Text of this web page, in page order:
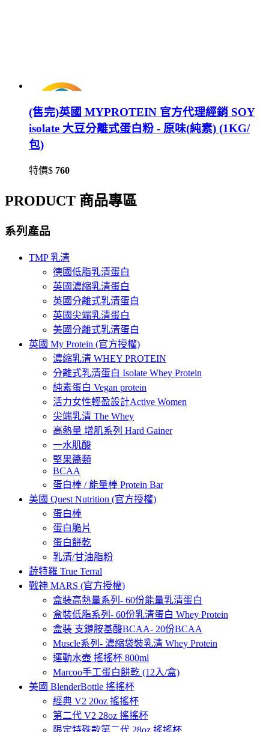
(售完)英國 MYPROTEIN 官方代理經銷 SOY
isolate 大豆分離式蛋白粉 - 原味(純素) (1KG/
包)
特價$ 760
PRODUCT 商品專區
系列產品
TMP 乳清
德國低脂乳清蛋白
英國濃縮乳清蛋白
英國分離式乳清蛋白
英國尖端乳清蛋白
美國分離式乳清蛋白
英國 My Protein (官方授權)
濃縮乳清 WHEY PROTEIN
分離式乳清蛋白 Isolate Whey Protein
純素蛋白 Vegan protein
活力女性輕盈設計Active Women
尖端乳清 The Whey
高熱量 增肌系列 Hard Gainer
一水肌酸
堅果醬類
BCAA
蛋白棒 / 能量棒 Protein Bar
美國 Quest Nutrition (官方授權)
蛋白棒
蛋白脆片
蛋白餅乾
乳清/甘油脂粉
蔬特羅 True Terral
戰神 MARS (官方授權)
盒裝高熱量系列- 60份能量乳清蛋白
盒裝低脂系列- 60份乳清蛋白 Whey Protein
盒裝 支鏈胺基酸BCAA- 20份BCAA
Muscle系列- 濃縮袋裝乳清 Whey Protein
運動水壺 搖搖杯 800ml
Marcoo手工蛋白餅乾 (12入/盒)
美國 BlenderBottle 搖搖杯
經典 V2 20oz 搖搖杯
第二代 V2 28oz 搖搖杯
限定特殊款第二代 28oz 搖搖杯